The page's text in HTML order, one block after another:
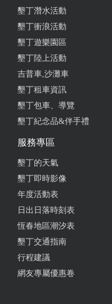
到墾丁怎可以不
多只有多給一個
抱枕保護著，孩
很放心，安全帶
查，而是一位一
現有螢幕可以找
的一家店
車況算是恆春附
舒適。 但是車速
墾丁潛水活動
墾丁衝浪活動
墾丁遊樂園區
墾丁陸上活動
吉普車,沙灘車
墾丁租車資訊
墾丁包車、導覽
墾丁紀念品&伴手禮
服務專區
墾丁的天氣
墾丁即時影像
年度活動表
日出日落時刻表
恆春地區潮汐表
墾丁交通指南
行程建議
網友專屬優惠卷